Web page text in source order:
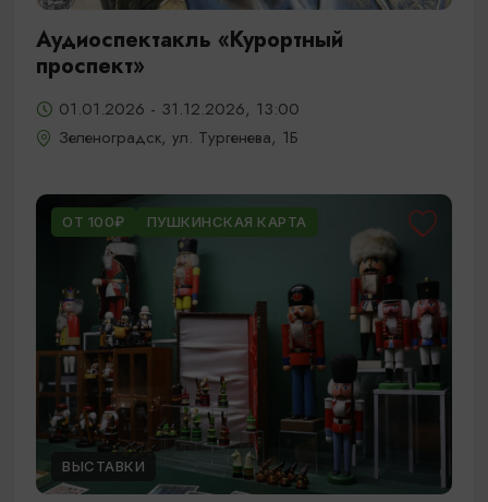
Аудиоспектакль «Курортный
проспект»
01.01.2026 - 31.12.2026, 13:00
Зеленоградск, ул. Тургенева, 1Б
ОТ 100₽ ПУШКИНСКАЯ КАРТА
ВЫСТАВКИ